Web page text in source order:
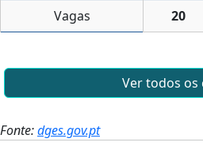
Vagas
20
Ver todos os
Fonte:dges.gov.pt